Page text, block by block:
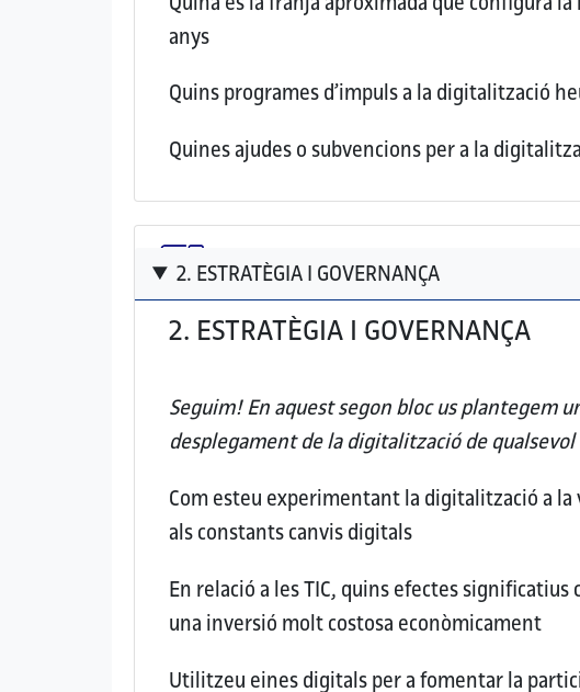
anys
Quins programes d’impuls a la digitalització
Quines ajudes o subvencions per a la
2. ESTRATÈGIA I GOVERNANÇA
2. ESTRATÈGIA I GOVERNANÇA
Seguim! En aquest segon bloc us plantegem
desplegament de la digitalització de
Com esteu experimentant la digitalització a
als constants canvis digitals
En relació a les TIC, quins efectes
una inversió molt costosa econòmicament
Utilitzeu eines digitals per a fomentar la